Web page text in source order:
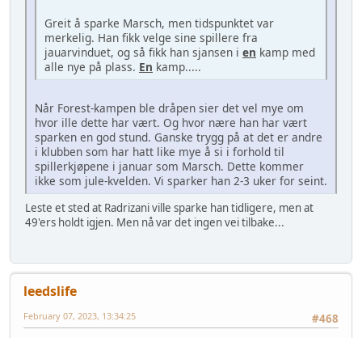
Greit å sparke Marsch, men tidspunktet var
merkelig. Han fikk velge sine spillere fra
jauarvinduet, og så fikk han sjansen i en kamp med
alle nye på plass. En kamp.....
Når Forest-kampen ble dråpen sier det vel mye om
hvor ille dette har vært. Og hvor nære han har vært
sparken en god stund. Ganske trygg på at det er andre
i klubben som har hatt like mye å si i forhold til
spillerkjøpene i januar som Marsch. Dette kommer
ikke som jule-kvelden. Vi sparker han 2-3 uker for seint.
Leste et sted at Radrizani ville sparke han tidligere, men at
49'ers holdt igjen. Men nå var det ingen vei tilbake...
leedslife
#468
February 07, 2023, 13:34:25